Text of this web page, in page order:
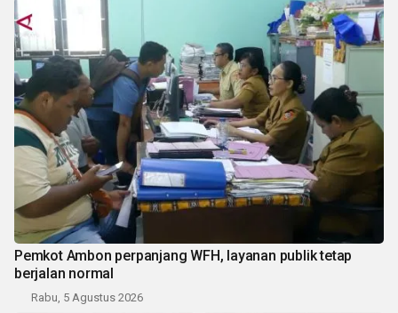
Pemkot Ambon perpanjang WFH, layanan publik tetap
berjalan normal
Rabu, 5 Agustus 2026